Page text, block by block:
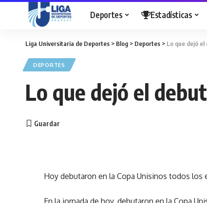
Deportes Estadísticas
Liga Universitaria de Deportes > Blog > Deportes > Lo que dejó el
DEPORTES
Lo que dejó el debut
Hoy debutaron en la Copa Unisinos todos
En la jornada de hoy, debutaron en la Copa